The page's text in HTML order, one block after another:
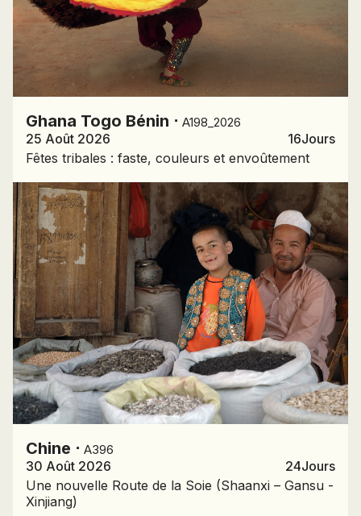
Ghana Togo Bénin ⋅ A198_2026
25 Août 2026 16Jours
Fêtes tribales : faste, couleurs et envoûtement
Chine ⋅ A396
30 Août 2026 24Jours
Une nouvelle Route de la Soie (Shaanxi – Gansu -
Xinjiang)